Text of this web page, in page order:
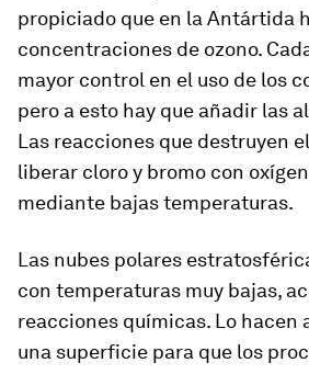
propiciado que en la Antártida
concentraciones de ozono.
mayor control en el uso de los
pero a esto hay que añadir las
Las reacciones que destruyen
liberar cloro y bromo con
mediante bajas temperaturas.
Las nubes polares
con temperaturas muy bajas,
reacciones químicas. Lo hacen
una superficie para que los